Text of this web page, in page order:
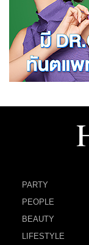
PARTY
PEOPLE
BEAUTY
LIFESTYLE